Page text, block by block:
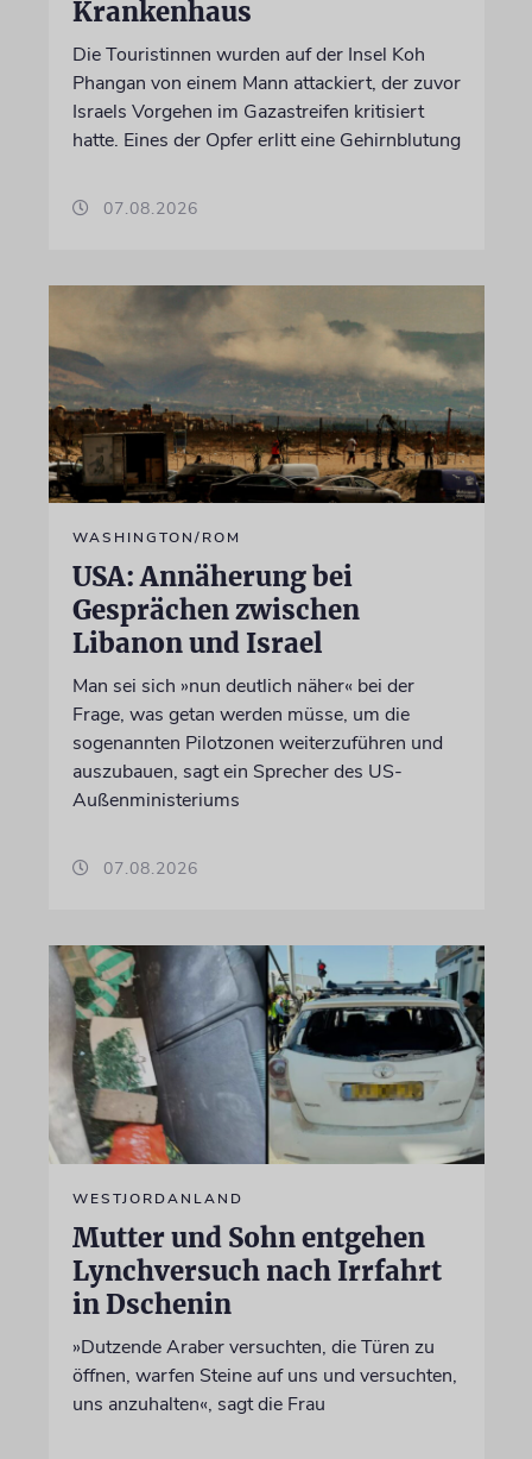
Krankenhaus
Die Touristinnen wurden auf der Insel Koh
Phangan von einem Mann attackiert, der zuvor
Israels Vorgehen im Gazastreifen kritisiert
hatte. Eines der Opfer erlitt eine Gehirnblutung
07.08.2026
WASHINGTON/ROM
USA: Annäherung bei
Gesprächen zwischen
Libanon und Israel
Man sei sich »nun deutlich näher« bei der
Frage, was getan werden müsse, um die
sogenannten Pilotzonen weiterzuführen und
auszubauen, sagt ein Sprecher des US-
Außenministeriums
07.08.2026
WESTJORDANLAND
Mutter und Sohn entgehen
Lynchversuch nach Irrfahrt
in Dschenin
»Dutzende Araber versuchten, die Türen zu
öffnen, warfen Steine auf uns und versuchten,
uns anzuhalten«, sagt die Frau